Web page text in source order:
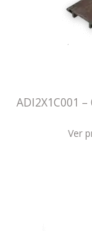
ADI2X1C001 –
Ver